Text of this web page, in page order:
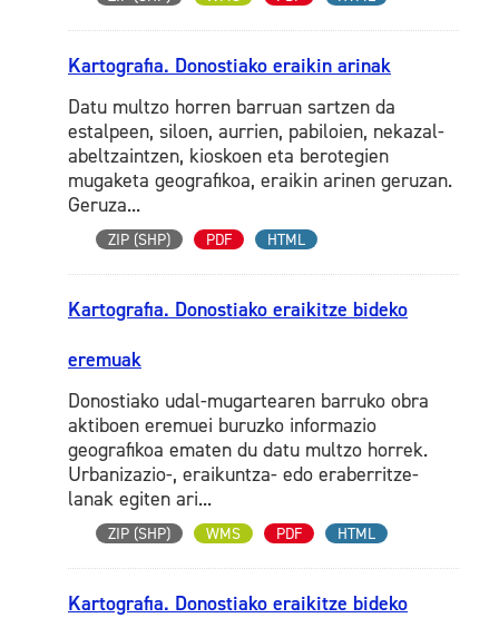
Kartografia. Donostiako eraikin arinak
Datu multzo horren barruan sartzen da
estalpeen, siloen, aurrien, pabiloien, nekazal-
abeltzaintzen, kioskoen eta berotegien
mugaketa geografikoa, eraikin arinen geruzan.
Geruza...
ZIP (SHP) PDF HTML
Kartografia. Donostiako eraikitze bideko
eremuak
Donostiako udal-mugartearen barruko obra
aktiboen eremuei buruzko informazio
geografikoa ematen du datu multzo horrek.
Urbanizazio-, eraikuntza- edo eraberritze-
lanak egiten ari...
ZIP (SHP) WMS PDF HTML
Kartografia. Donostiako eraikitze bideko